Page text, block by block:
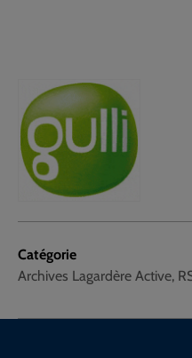
Catégorie
Archives Lagardère Active,